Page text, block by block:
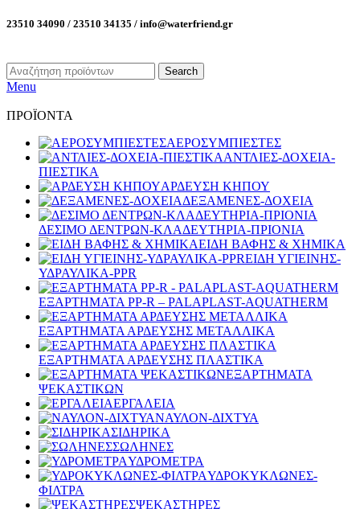
23510 34090 / 23510 34135 / info@waterfriend.gr
Search
Menu
ΠΡΟΪΟΝΤΑ
ΑΕΡΟΣΥΜΠΙΕΣΤΕΣ
ΑΝΤΛΙΕΣ-ΔΟΧΕΙΑ-
ΠΙΕΣΤΙΚΑ
ΑΡΔΕΥΣΗ ΚΗΠΟΥ
ΔΕΞΑΜΕΝΕΣ-ΔΟΧΕΙΑ
ΔΕΣΙΜΟ ΔΕΝΤΡΩΝ-ΚΛΑΔΕΥΤΗΡΙΑ-ΠΡΙΟΝΙΑ
ΕΙΔΗ ΒΑΦΗΣ & ΧΗΜΙΚΑ
ΕΙΔΗ ΥΓΙΕΙΝΗΣ-
ΥΔΡΑΥΛΙΚΑ-PPR
ΕΞΑΡΤΗΜΑΤΑ PP-R – PALAPLAST-AQUATHERM
ΕΞΑΡΤΗΜΑΤΑ ΑΡΔΕΥΣΗΣ ΜΕΤΑΛΛΙΚΑ
ΕΞΑΡΤΗΜΑΤΑ ΑΡΔΕΥΣΗΣ ΠΛΑΣΤΙΚΑ
ΕΞΑΡΤΗΜΑΤΑ
ΨΕΚΑΣΤΙΚΩΝ
ΕΡΓΑΛΕΙΑ
ΝΑΥΛΟΝ-ΔΙΧΤΥΑ
ΣΙΔΗΡΙΚΑ
ΣΩΛΗΝΕΣ
ΥΔΡΟΜΕΤΡΑ
ΥΔΡΟΚΥΚΛΩΝΕΣ-
ΦΙΛΤΡΑ
ΨΕΚΑΣΤΗΡΕΣ